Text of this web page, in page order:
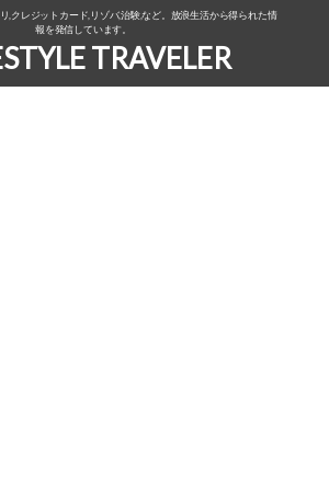
,クレジットカード,リゾバ,治験,など。放浪生活から得られた情
報を発信しています。
TRAVELER